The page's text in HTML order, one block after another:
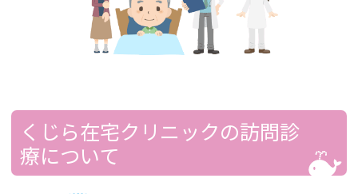
ております。
インフルエンザワクチン(予防接種)のお知
当院ではインフルエンザワクチン予防接種を
行っています。
原則として、くじら在宅クリニックの訪問診
療かかりつけの患者さまとご家族さまが対象
くじら在宅クリニックの訪問診
療について